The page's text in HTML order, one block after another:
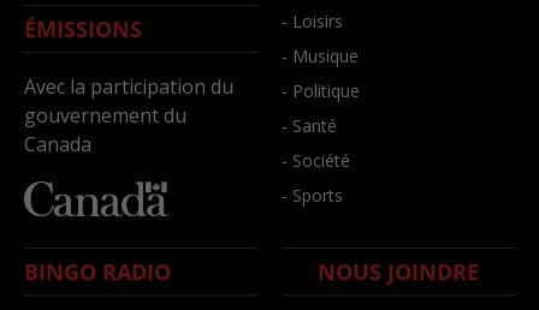
ÉMISSIONS
Avec la participation du
gouvernement du
Canada
- Loisirs
- Musique
- Politique
- Santé
- Société
- Sports
BINGO RADIO NOUS JOINDRE